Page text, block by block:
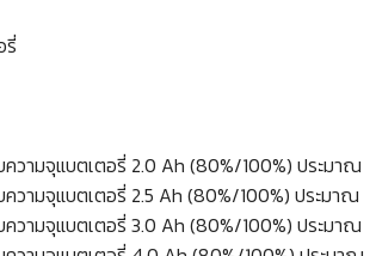
ไฟแบตเตอรี่
ชาร์จแบตเตอรี่
ไฟชาร์จ 3
นัก 0.8
อ ช่องต่อ USB:
รับความจุแบตเตอรี่ 2.0 Ah (80%/100%)
รับความจุแบตเตอรี่ 2.5 Ah (80%/100%)
รับความจุแบตเตอรี่ 3.0 Ah (80%/100%)